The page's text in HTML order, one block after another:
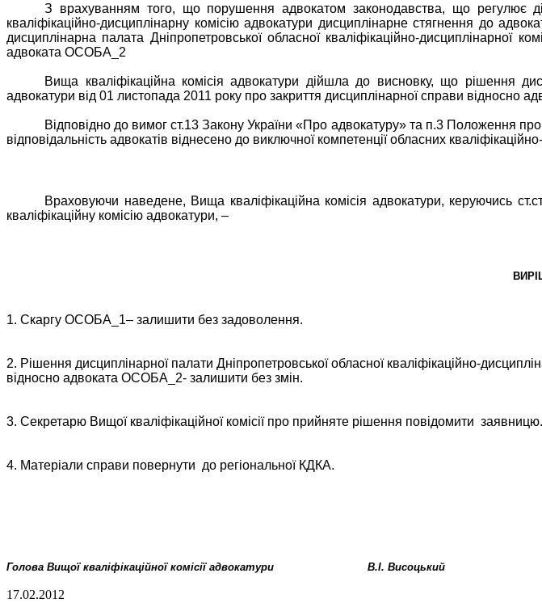
З врахуванням того, що порушення адвокатом законодавства, що регулює
кваліфікаційно-дисциплінарну комісію адвокатури дисциплінарне стягнення до
дисциплінарна палата Дніпропетровської обласної кваліфікаційно-дисциплінарної
адвоката ОСОБА_2
Вища кваліфікаційна комісія адвокатури дійшла до висновку, що рішення
адвокатури від 01 листопада 2011 року про закриття дисциплінарної справи
Відповідно до вимог ст.13 Закону України «Про адвокатуру» та п.3 Положення
відповідальність адвокатів віднесено до виключної компетенції обласних
Враховуючи наведене, Вища кваліфікаційна комісія адвокатури, керуючись
кваліфікаційну комісію адвокатури, –
1. Скаргу ОСОБА_1– залишити без задоволення.
2. Рішення дисциплінарної палати Дніпропетровської обласної кваліфікаційно-
відносно адвоката ОСОБА_2- залишити без змін.
3. Секретарю Вищої кваліфікаційної комісії про прийняте рішення повідомити заявницю.
4. Матеріали справи повернути до регіональної КДКА.
Голова Вищої кваліфікаційної комісії адвокатури В.І. Висоцький
17.02.2012